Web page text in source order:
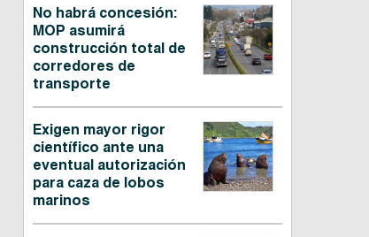
No habrá concesión:
MOP asumirá
construcción total de
corredores de
transporte
Exigen mayor rigor
científico ante una
eventual autorización
para caza de lobos
marinos